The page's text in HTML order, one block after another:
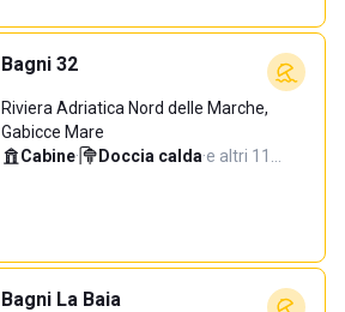
Bagni 32
Riviera Adriatica Nord delle Marche,
Gabicce Mare
Cabine· Doccia calda·e altri 11…
Bagni La Baia